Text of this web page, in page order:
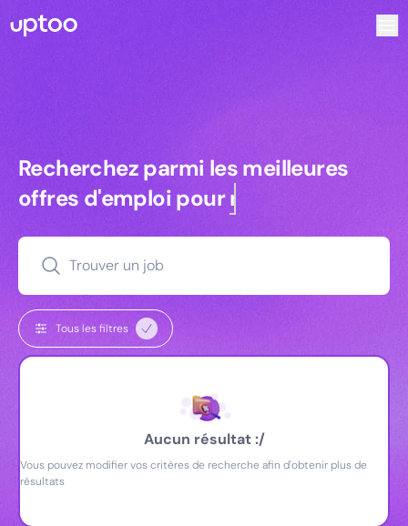
Recherchez parmi les meilleures
Recherchez parmi les meilleures
offres d'emploi pourmanagers
Trouver un job
Tous les filtres
Aucun résultat :/
Vous pouvez modifier vos critères de recherche afin d'obtenir plus de
résultats